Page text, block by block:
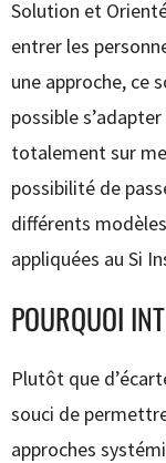
Solution et
entrer les
une approche, ce
possible
totalement sur
possibilité de
différents
appliquées au Si
POURQUOI
Plutôt que
souci de
approches